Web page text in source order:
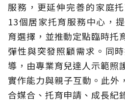
服務，更延伸完善的家庭
13個居家托育服務中心，
育選擇，並推動定點臨時托
彈性與突發照顧需求。同
導，由專業育兒達人示範照
實作能力與親子互動。此外
合媒合、托育申請、成長紀